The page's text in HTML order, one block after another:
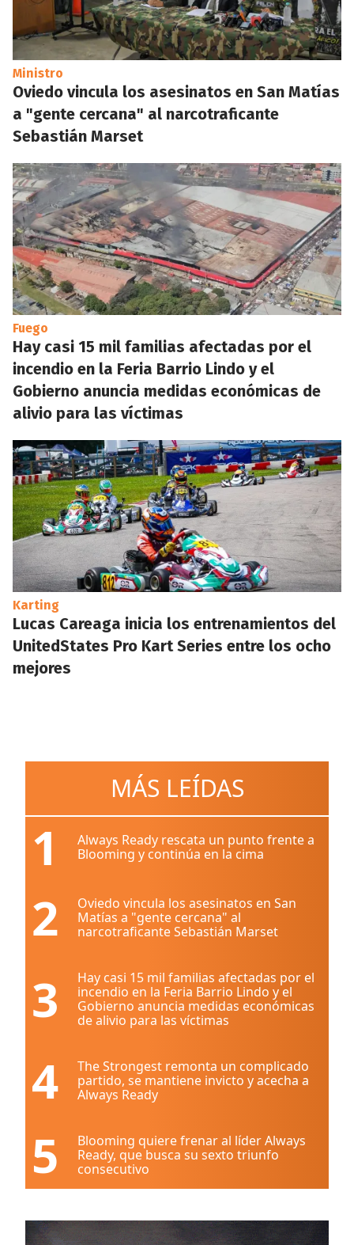
Ministro
Oviedo vincula los asesinatos en San Matías
a "gente cercana" al narcotraficante
Sebastián Marset
Fuego
Hay casi 15 mil familias afectadas por el
incendio en la Feria Barrio Lindo y el
Gobierno anuncia medidas económicas de
alivio para las víctimas
Karting
Lucas Careaga inicia los entrenamientos del
UnitedStates Pro Kart Series entre los ocho
mejores
MÁS LEÍDAS
1
Always Ready rescata un punto frente a
Blooming y continúa en la cima
2
Oviedo vincula los asesinatos en San
Matías a "gente cercana" al
narcotraficante Sebastián Marset
3
Hay casi 15 mil familias afectadas por el
incendio en la Feria Barrio Lindo y el
Gobierno anuncia medidas económicas
de alivio para las víctimas
4
The Strongest remonta un complicado
partido, se mantiene invicto y acecha a
Always Ready
5
Blooming quiere frenar al líder Always
Ready, que busca su sexto triunfo
consecutivo